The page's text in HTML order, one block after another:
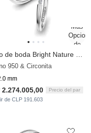
950 & Circonita
mm
2.274.005,00 Precio del par
de CLP 191.603